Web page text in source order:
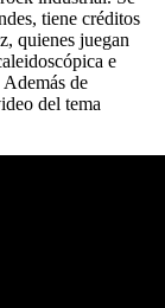
tiene créditos
quienes juegan
e
de
del tema